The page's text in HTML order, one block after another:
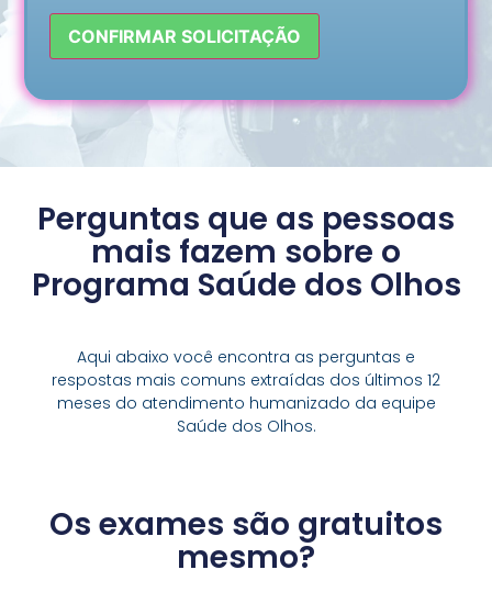
Perguntas que as pessoas
mais fazem sobre o
Programa Saúde dos Olhos
Aqui abaixo você encontra as perguntas e
respostas mais comuns extraídas dos últimos 12
meses do atendimento humanizado da equipe
Saúde dos Olhos.
Os exames são gratuitos
mesmo?